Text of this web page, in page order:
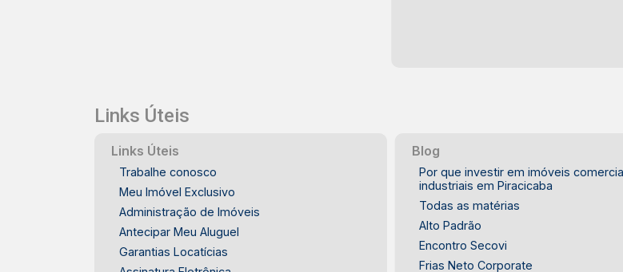
Links Úteis
Links Úteis
Trabalhe conosco
Meu Imóvel Exclusivo
Administração de Imóveis
Antecipar Meu Aluguel
Garantias Locatícias
Blog
Por que investir em imóveis
industriais em Piracicaba
Todas as matérias
Alto Padrão
Encontro Secovi
Frias Neto Corporate